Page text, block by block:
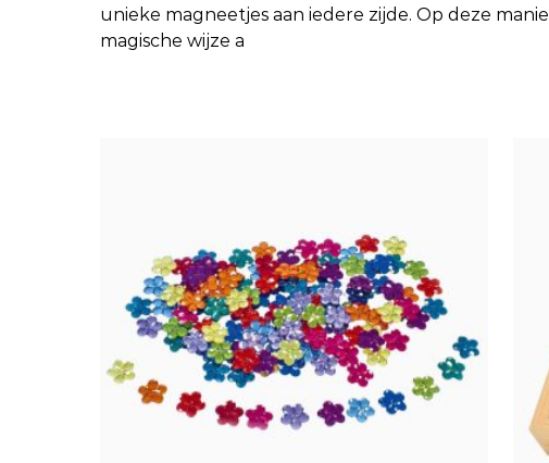
unieke magneetjes aan iedere zijde. Op deze
magische wijze a